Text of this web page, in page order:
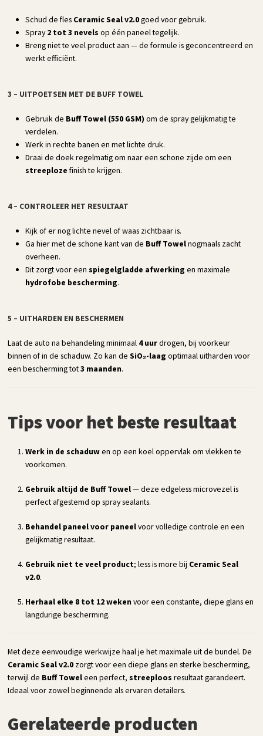
Schud de fles Ceramic Seal v2.0goed voor gebruik.
Spray2 tot 3 nevels op één paneel tegelijk.
Breng niet te veel product aan — de formule is geconcentreerd en
werkt efficiënt.
3 – UITPOETSEN MET DE BUFF TOWEL
Gebruik de Buff Towel (550 GSM) om de spray gelijkmatig te
verdelen.
Werk in rechte banen en met lichte druk.
Draai de doek regelmatig om naar een schone zijde om een
streeploze finish te krijgen.
4 – CONTROLEER HET RESULTAAT
Kijk of er nog lichte nevel of waas zichtbaar is.
Ga hier met de schone kant van de Buff Towelnogmaals zacht
overheen.
Dit zorgt voor eenspiegelgladde afwerking en maximale
hydrofobe bescherming.
5 – UITHARDEN EN BESCHERMEN
Laat de auto na behandeling minimaal 4 uurdrogen, bij voorkeur
binnen of in de schaduw. Zo kan deSiO₂-laag optimaal uitharden voor
een bescherming tot3 maanden.
Tips voor het beste resultaat
Werk in de schaduwen op een koel oppervlak om vlekken te
voorkomen.
Gebruik altijd de Buff Towel— deze edgeless microvezel is
perfect afgestemd op spray sealants.
Behandel paneel voor paneelvoor volledige controle en een
gelijkmatig resultaat.
Gebruik niet te veel product; less is more bij Ceramic Seal
v2.0.
Herhaal elke 8 tot 12 weken voor een constante, diepe glans en
langdurige bescherming.
Met deze eenvoudige werkwijze haal je het maximale uit de bundel. De
Ceramic Seal v2.0 zorgt voor een diepe glans en sterke bescherming,
terwijl de Buff Toweleen perfect,streeploos resultaat garandeert.
Ideaal voor zowel beginnende als ervaren detailers.
Gerelateerde producten